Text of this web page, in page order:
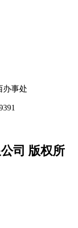
办事处
司 版权所